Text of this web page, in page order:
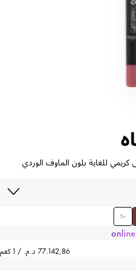
للغاية بلون الماوف الوردي
+
5